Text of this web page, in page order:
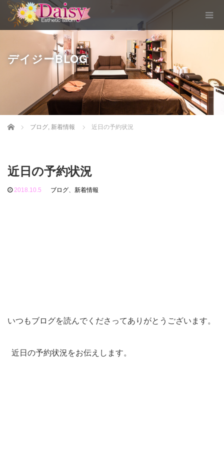
デイジーBLOG
Home ブログ, 新着情報 近日の予約状況
近日の予約状況
2018.10.5 ブログ、 新着情報
いつもブログを読んでくださってありがとうございます。
近日の予約状況をお伝えします。